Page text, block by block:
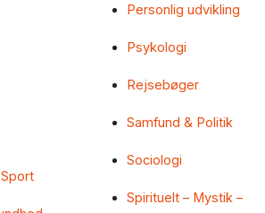
Personlig udvikling
Psykologi
Rejsebøger
Samfund & Politik
Sociologi
Spirituelt – Mystik –